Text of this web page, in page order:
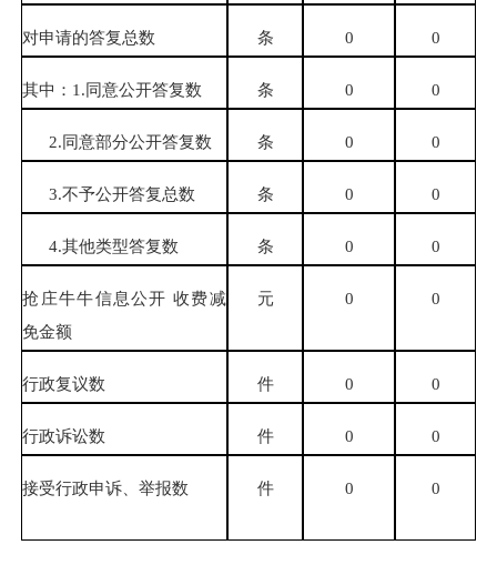
对申请的答复总数 条 0 0
其中： 1.同意公开答复数 条 0 0
2.同意部分公开答复数 条 0 0
3.不予公开答复总数 条 0 0
4.其他类型答复数 条 0 0
抢庄牛牛信息公开 收费减
免金额
元 0 0
行政复议数 件 0 0
行政诉讼数 件 0 0
接受行政申诉、举报数 件 0 0